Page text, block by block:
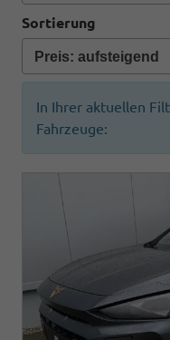
Sortierung
In Ihrer aktuellen
Fahrzeuge: